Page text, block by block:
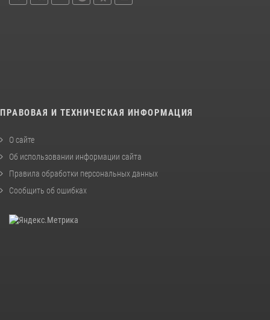
ПРАВОВАЯ И ТЕХНИЧЕСКАЯ ИНФОРМАЦИЯ
О сайте
Об использовании информации сайта
Правила обработки персональных данных
Сообщить об ошибках